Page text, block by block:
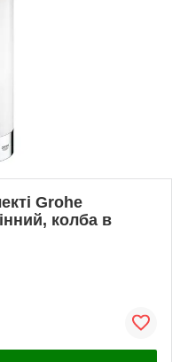
Grohe
колба в